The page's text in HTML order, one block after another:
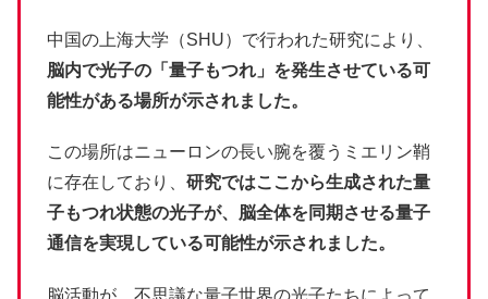
中国の上海大学（SHU）で行われた研究により、
脳内で光子の「量子もつれ」を発生させている可
能性がある場所が示されました。
この場所はニューロンの長い腕を覆うミエリン鞘
に存在しており、 研究ではここから生成された量
子もつれ状態の光子が、脳全体を同期させる量子
通信を実現している可能性が示されました。
脳活動が、不思議な量子世界の光子たちによって